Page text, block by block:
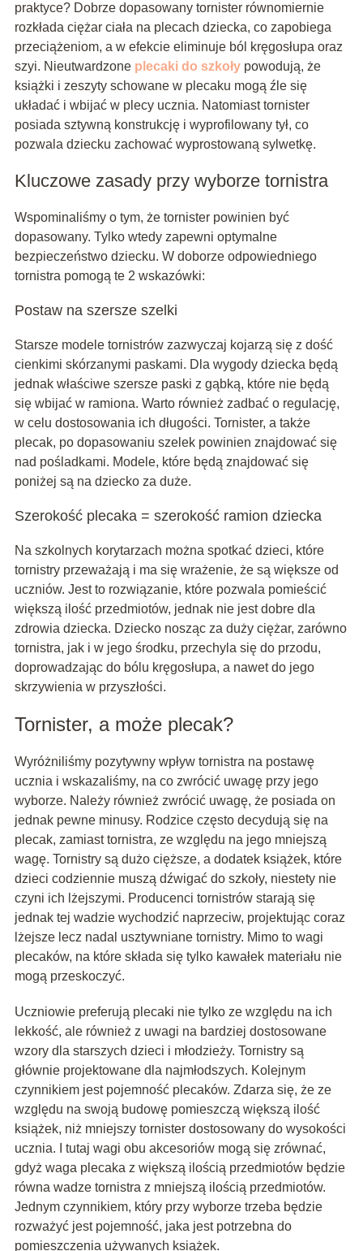
praktyce? Dobrze dopasowany tornister równomiernie
rozkłada ciężar ciała na plecach dziecka, co zapobiega
przeciążeniom, a w efekcie eliminuje ból kręgosłupa oraz
szyi. Nieutwardzone plecaki do szkołypowodują, że
książki i zeszyty schowane w plecaku mogą źle się
układać i wbijać w plecy ucznia. Natomiast tornister
posiada sztywną konstrukcję i wyprofilowany tył, co
pozwala dziecku zachować wyprostowaną sylwetkę.
Kluczowe zasady przy wyborze tornistra
Wspominaliśmy o tym, że tornister powinien być
dopasowany. Tylko wtedy zapewni optymalne
bezpieczeństwo dziecku. W doborze odpowiedniego
tornistra pomogą te 2 wskazówki:
Postaw na szersze szelki
Starsze modele tornistrów zazwyczaj kojarzą się z dość
cienkimi skórzanymi paskami. Dla wygody dziecka będą
jednak właściwe szersze paski z gąbką, które nie będą
się wbijać w ramiona. Warto również zadbać o regulację,
w celu dostosowania ich długości. Tornister, a także
plecak, po dopasowaniu szelek powinien znajdować się
nad pośladkami. Modele, które będą znajdować się
poniżej są na dziecko za duże.
Szerokość plecaka = szerokość ramion dziecka
Na szkolnych korytarzach można spotkać dzieci, które
tornistry przeważają i ma się wrażenie, że są większe od
uczniów. Jest to rozwiązanie, które pozwala pomieścić
większą ilość przedmiotów, jednak nie jest dobre dla
zdrowia dziecka. Dziecko nosząc za duży ciężar, zarówno
tornistra, jak i w jego środku, przechyla się do przodu,
doprowadzając do bólu kręgosłupa, a nawet do jego
skrzywienia w przyszłości.
Tornister, a może plecak?
Wyróżniliśmy pozytywny wpływ tornistra na postawę
ucznia i wskazaliśmy, na co zwrócić uwagę przy jego
wyborze. Należy również zwrócić uwagę, że posiada on
jednak pewne minusy. Rodzice często decydują się na
plecak, zamiast tornistra, ze względu na jego mniejszą
wagę. Tornistry są dużo cięższe, a dodatek książek, które
dzieci codziennie muszą dźwigać do szkoły, niestety nie
czyni ich lżejszymi. Producenci tornistrów starają się
jednak tej wadzie wychodzić naprzeciw, projektując coraz
lżejsze lecz nadal usztywniane tornistry. Mimo to wagi
plecaków, na które składa się tylko kawałek materiału nie
mogą przeskoczyć.
Uczniowie preferują plecaki nie tylko ze względu na ich
lekkość, ale również z uwagi na bardziej dostosowane
wzory dla starszych dzieci i młodzieży. Tornistry są
głównie projektowane dla najmłodszych. Kolejnym
czynnikiem jest pojemność plecaków. Zdarza się, że ze
względu na swoją budowę pomieszczą większą ilość
książek, niż mniejszy tornister dostosowany do wysokości
ucznia. I tutaj wagi obu akcesoriów mogą się zrównać,
gdyż waga plecaka z większą ilością przedmiotów będzie
równa wadze tornistra z mniejszą ilością przedmiotów.
Jednym czynnikiem, który przy wyborze trzeba będzie
rozważyć jest pojemność, jaka jest potrzebna do
pomieszczenia używanych książek.